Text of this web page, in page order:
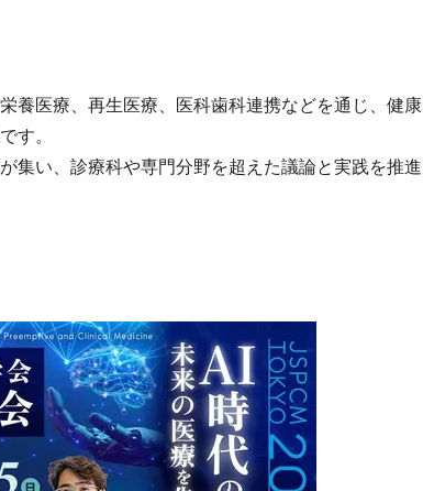
養医療、再生医療、医科歯科連携などを通じ、健康
す。
集い、診療科や専門分野を超えた議論と実践を推進